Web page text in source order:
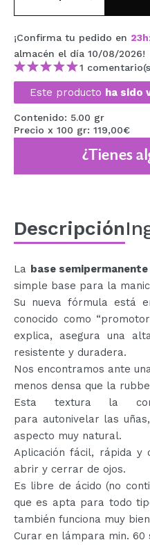
MAQUIFARMA
KOREA ZONE
TRAVEL SIZE
NATURE
OFERTAS
OUTLET
PRÓXIMAMENTE
¡Confirma tu pedido en 23h
almacén el día 10/08/2026!
1
Este producto ha sido
Contenido: 5.00 gr
Precio x 100 gr: 119,00€
¿Tienes
Descripción
La base
simple base para la
Su nueva fórmula está
conocido como
explica, asegura una
resistente y duradera.
Nos encontramos ante
menos densa que la
Esta textura la
para autonivelar las
aspecto muy natural.
Aplicación fácil, rápida y
abrir y cerrar de ojos.
Es libre de ácido (no
que es apta para todo
también funciona muy
Curar en lámpara min. 60